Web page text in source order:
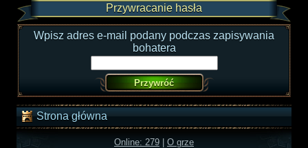
Przywracanie hasła
Wpisz adres e-mail podany podczas zapisywania
bohatera
Strona główna
Online: 279
O grze